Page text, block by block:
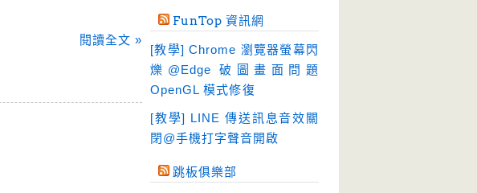
閱讀全文 »
系統工具 (242)
(188)
翻譯軟體 (3)
輸入法 (4)
FunTop 資訊網
[教學] Chrome 瀏覽器螢幕閃
爍@Edge 破圖畫面問題
OpenGL 模式修復
[教學] LINE 傳送訊息音效關
閉@手機打字聲音開啟
跳板俱樂部